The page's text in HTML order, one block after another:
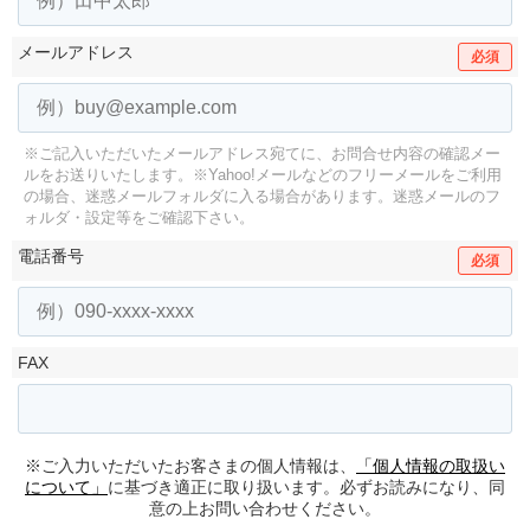
メールアドレス 必須
※ご記入いただいたメールアドレス宛てに、お問合せ内容の確認メー
ルをお送りいたします。
※Yahoo!メールなどのフリーメールをご利用
の場合、迷惑メールフォルダに入る場合があります。 迷惑メールのフ
ォルダ・設定等をご確認下さい。
電話番号 必須
FAX
※ご入力いただいたお客さまの個人情報は、
「個人情報の取扱い
について」 に基づき適正に取り扱います。必ずお読みになり、同
意の上お問い合わせください。